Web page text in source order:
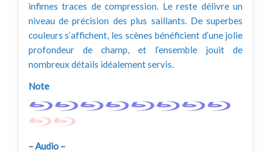
infimes traces de compression. Le reste délivre un
niveau de précision des plus saillants. De superbes
couleurs s’affichent, les scènes bénéficient d’une jolie
profondeur de champ, et l’ensemble jouit de
nombreux détails idéalement servis.
Note
– Audio –